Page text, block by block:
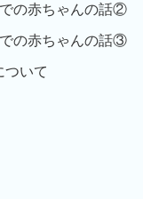
の赤ちゃんの話②
の赤ちゃんの話③
ついて